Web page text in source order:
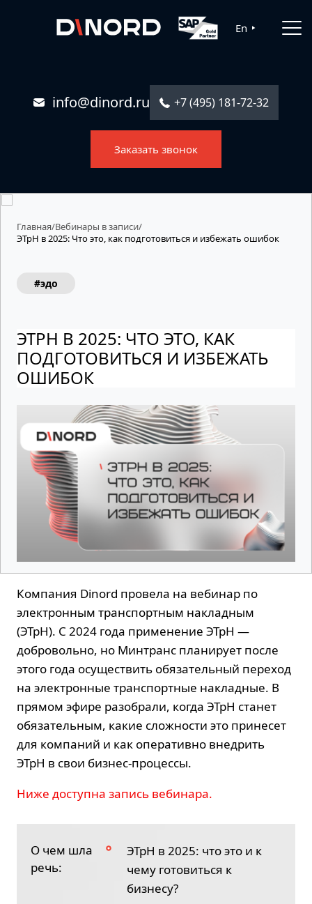
En
info@dinord.ru +7 (495) 181-72-32
Заказать звонок
Главная/Вебинары в записи/
ЭТрН в 2025: Что это, как подготовиться и избежать ошибок
#эдо
ЭТРН В 2025: ЧТО ЭТО, КАК
ПОДГОТОВИТЬСЯ И ИЗБЕЖАТЬ
ОШИБОК
Компания Dinord провела на вебинар по
электронным транспортным накладным
(ЭТрН). С 2024 года применение ЭТрН —
добровольно, но Минтранс планирует после
этого года осуществить обязательный переход
на электронные транспортные накладные. В
прямом эфире разобрали, когда ЭТрН станет
обязательным, какие сложности это принесет
для компаний и как оперативно внедрить
ЭТрН в свои бизнес-процессы.
Ниже доступна запись вебинара.
О чем шла
речь:
ЭТрН в 2025: что это и к
чему готовиться к
бизнесу?
Главная
Отрасли
О компании
Контакты